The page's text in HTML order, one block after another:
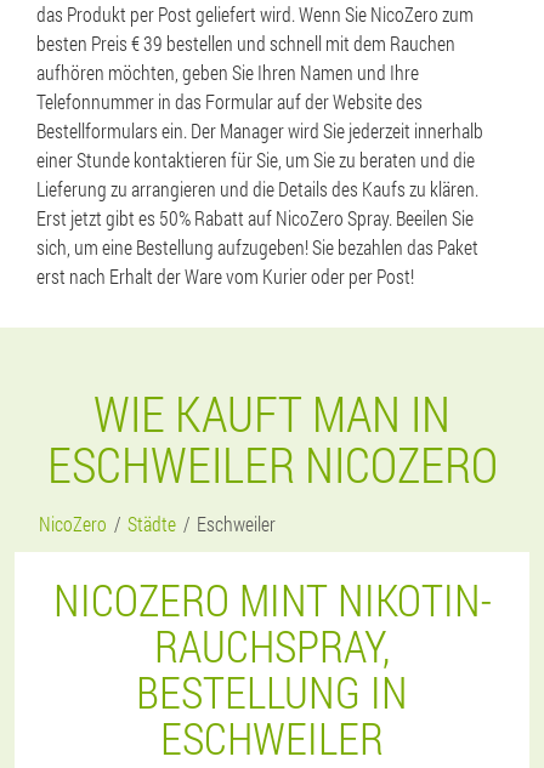
das Produkt per Post geliefert wird. Wenn Sie NicoZero zum
besten Preis € 39 bestellen und schnell mit dem Rauchen
aufhören möchten, geben Sie Ihren Namen und Ihre
Telefonnummer in das Formular auf der Website des
Bestellformulars ein. Der Manager wird Sie jederzeit innerhalb
einer Stunde kontaktieren für Sie, um Sie zu beraten und die
Lieferung zu arrangieren und die Details des Kaufs zu klären.
Erst jetzt gibt es 50% Rabatt auf NicoZero Spray. Beeilen Sie
sich, um eine Bestellung aufzugeben! Sie bezahlen das Paket
erst nach Erhalt der Ware vom Kurier oder per Post!
WIE KAUFT MAN IN
ESCHWEILER NICOZERO
NicoZero Städte Eschweiler
NICOZERO MINT NIKOTIN-
RAUCHSPRAY,
BESTELLUNG IN
ESCHWEILER